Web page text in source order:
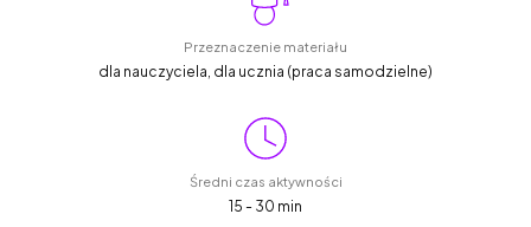
Przeznaczenie materiału
dla nauczyciela, dla ucznia (praca samodzielne)
Średni czas aktywności
15 - 30 min